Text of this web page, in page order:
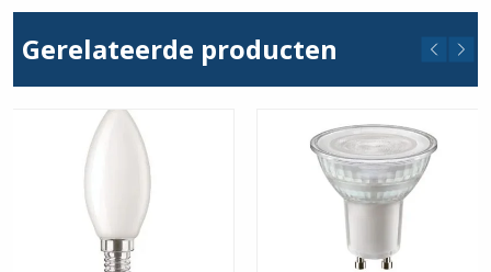
IP54
Gerelateerde producten